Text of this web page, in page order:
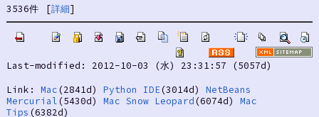
3536件 [詳細]
Last-modified: 2012-10-03 (水) 23:31:57 (5057d)
Link: Mac (2841d) Python IDE (3014d) NetBeans
Mercurial (5430d) Mac Snow Leopard (6074d) Mac
Tips (6382d)